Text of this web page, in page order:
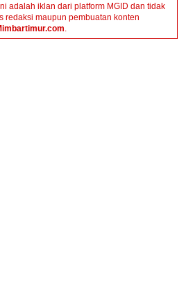
adalah iklan dari platform MGID dan tidak
redaksi maupun pembuatan konten